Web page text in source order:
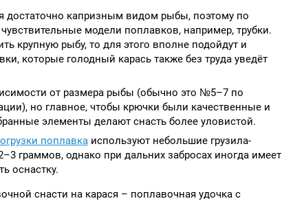
достаточно капризным видом рыбы, поэтому по
модели поплавков, например, трубки.
крупную рыбу, то для этого вполне подойдут и
которые голодный карась также без труда уведёт
от размера рыбы (обычно это №5–7 по
но главное, чтобы крючки были качественные и
элементы делают снасть более уловистой.
огрузки поплавкаиспользуют небольшие грузила-
граммов, однако при дальних забросах иногда имеет
оснастку.
снасти на карася – поплавочная удочка с